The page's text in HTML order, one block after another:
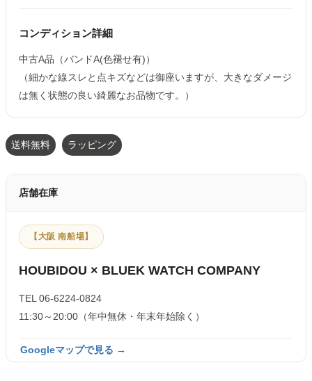
コンディション詳細
中古A品（バンドA(色褪せ有)）
（細かな線スレと点キズなどは御座いますが、大きなダメージ
は無く状態の良い綺麗なお品物です。）
送料無料 ラッピング
店舗在庫
【大阪 南船場】
HOUBIDOU × BLUEK WATCH COMPANY
TEL 06-6224-0824
11:30～20:00（年中無休・年末年始除く）
Googleマップで見る →